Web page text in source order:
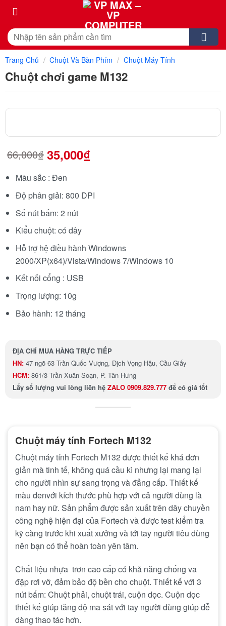
Skip
content
Tìm
kiếm:
Trang Chủ / Chuột Và Bàn Phím / Chuột Máy Tính
Chuột chơi game M132
66,000₫ 35,000₫
Màu sắc : Đen
Độ phân giải: 800 DPI
Số nút bấm: 2 nút
Kiểu chuột: có dây
Hỗ trợ hệ điều hành Windowns
2000/XP(x64)/Vista/Windows 7/Windows 10
Kết nối cổng : USB
Trọng lượng: 10g
Bảo hành: 12 tháng
ĐỊA CHỈ MUA HÀNG TRỰC TIẾP
HN:47 ngõ 63 Trần Quốc Vượng, Dịch Vọng Hậu, Cầu Giấy
HCM: 861/3 Trần Xuân Soạn, P. Tân Hưng
Lấy số lượng vui lòng liên hệ ZALO 0909.829.777để có giá tốt
Chuột máy tính Fortech M132
Chuột máy tính Fortech M132 được thiết kế khá đơn
giản mà tinh tế, không quá cầu kì nhưng lại mang lại
cho người nhìn sự sang trọng và đẳng cấp. Thiết kế
màu đenvới kích thước phù hợp với cả người dùng là
nam hay nữ. Sản phẩm được sản xuất trên dây chuyền
công nghệ hiện đại của Fortech và được test kiểm tra
kỹ càng trước khi xuất xưởng và tới tay người tiêu dùng
nên bạn có thể hoàn toàn yên tâm.
Chất liệu nhựa trơn cao cấp có khả năng chống va
đập rơi vỡ, đảm bảo độ bền cho chuột. Thiết kế với 3
nút bấm: Chuột phải, chuột trái, cuộn dọc. Cuộn dọc
thiết kế giúp tăng độ ma sát với tay người dùng giúp dễ
dàng thao tác hơn.